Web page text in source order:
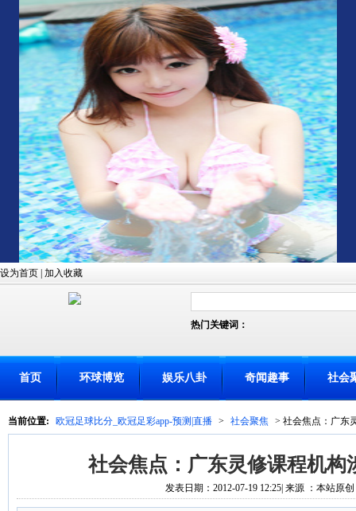
设为首页 加入收藏
热门关键词：
首页 环球博览 娱乐八卦 奇闻趣事 社会
当前位置: 欧冠足球比分_欧冠足彩app-预测|直播 > 社会聚焦 > 社会焦点：广东
社会焦点：广东灵修课程机构
发表日期：2012-07-19 12:25| 来源 ：本站原